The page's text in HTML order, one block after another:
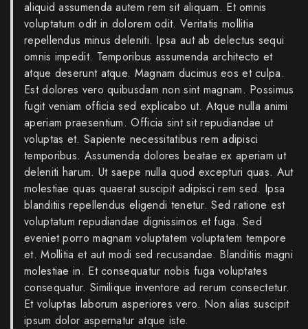
aliquid assumenda autem rem sit aliquam. Et omnis
voluptatum odit in dolorem odit. Veritatis mollitia
repellendus minus deleniti. Ipsa aut ab delectus sequi
omnis impedit. Temporibus assumenda architecto et
atque deserunt atque. Magnam ducimus eos et culpa.
Est dolores vero quibusdam non sint magnam. Possimus
fugit veniam officia sed explicabo ut. Atque nulla animi
aperiam praesentium. Officia sint sit repudiandae ut
voluptas et. Sapiente necessitatibus rem adipisci
temporibus. Assumenda dolores beatae ex aperiam ut
deleniti harum. Ut saepe nulla quod excepturi quas. Aut
molestiae quas quaerat suscipit adipisci rem sed. Ipsa
blanditiis repellendus eligendi tenetur. Sed ratione est
voluptatum repudiandae dignissimos et fuga. Sed
eveniet porro magnam voluptatem voluptatem tempore
et. Mollitia et aut modi sed recusandae. Blanditiis magni
molestiae in. Et consequatur nobis fuga voluptates
consequatur. Similique inventore ad rerum consectetur.
Et voluptas laborum asperiores vero. Non alias suscipit
ipsum dolor aspernatur atque iste.